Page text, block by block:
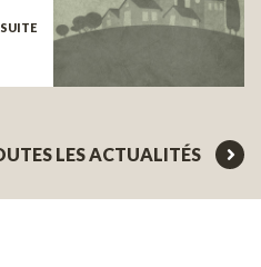
LES ACTUALITÉS